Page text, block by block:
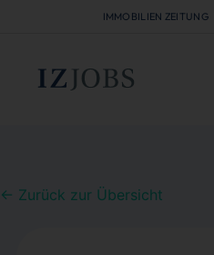
IMMOBILIEN ZEITUNG
← Zurück zur Übersicht